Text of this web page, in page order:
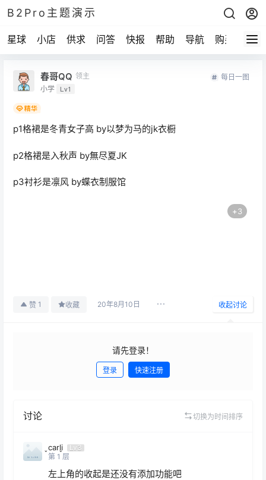
B2Pro主题演示
星球 小店 供求 问答 快报 帮助 导航 购买
春哥QQ 领主
小学 Lv1
每日一图
p1格裙是冬青女子高 by以梦为马的jk衣橱
p2格裙是入秋声 by無尽夏JK
p3衬衫是凛风 by蝶衣制服馆
+3
赞 1 收藏 20年8月10日 收起讨论
请先登录！
登录 快速注册
讨论 切换为时间排序
carli
Lv3
第 1 层
左上角的收起是还没有添加功能吧